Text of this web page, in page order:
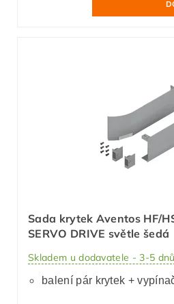
Sada krytek Aventos HF/
SERVO DRIVE světle šedá
Skladem u dodavatele - 3-5 dnů
balení pár krytek +